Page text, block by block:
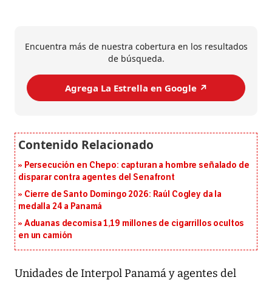
Encuentra más de nuestra cobertura en los resultados
de búsqueda.
Agrega La Estrella en Google ↗️
Persecución en Chepo: capturan a hombre señalado de
disparar contra agentes del Senafront
Cierre de Santo Domingo 2026: Raúl Cogley da la
medalla 24 a Panamá
Aduanas decomisa 1,19 millones de cigarrillos ocultos
en un camión
Unidades de Interpol Panamá y agentes del